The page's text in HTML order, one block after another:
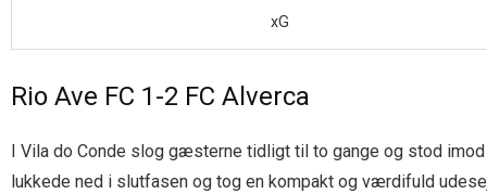
xG
Rio Ave FC 1-2 FC Alverca
I Vila do Conde slog gæsterne tidligt til to gange og stod
lukkede ned i slutfasen og tog en kompakt og værdifuld